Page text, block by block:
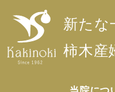
新たな
柿木産